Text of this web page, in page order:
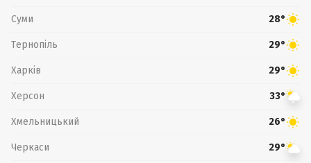
Суми 28°
Тернопіль 29°
Харків 29°
Херсон 33°
Хмельницький 26°
Черкаси 29°